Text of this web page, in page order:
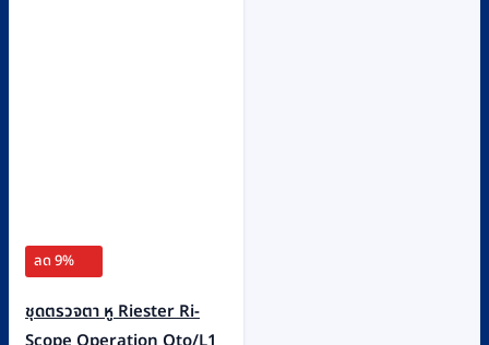
ลด 9%
ชุดตรวจตา หู Riester Ri-